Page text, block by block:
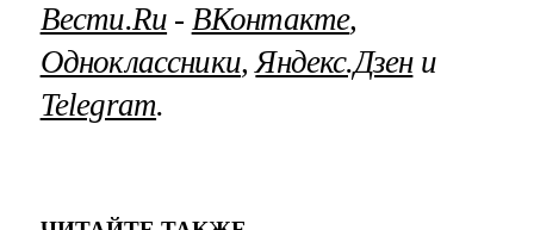
Вести.Ru ‐ ВКонтакте,
Одноклассники,Яндекс.Дзени
Telegram.